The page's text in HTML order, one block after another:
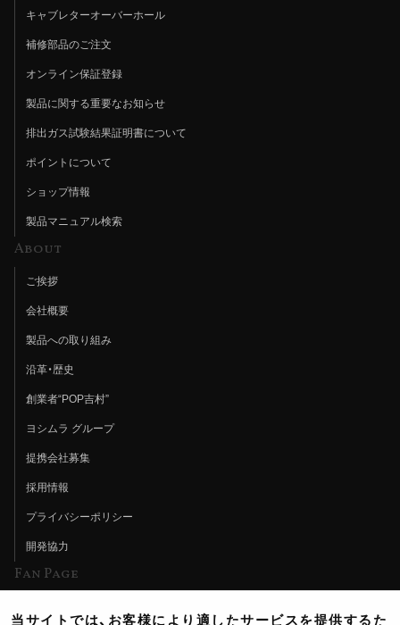
キャブレターオーバーホール
補修部品のご注文
オンライン保証登録
製品に関する重要なお知らせ
排出ガス試験結果証明書について
ポイントについて
ショップ情報
製品マニュアル検索
About
ご挨拶
会社概要
製品への取り組み
沿革・歴史
創業者“POP吉村”
ヨシムラ グループ
提携会社募集
採用情報
プライバシーポリシー
開発協力
Fan Page
当サイトでは、お客様により適したサービスを提供するた